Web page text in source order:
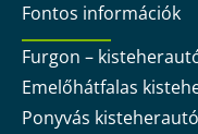
Fontos információk
Furgon –
Emelőhátfalas
Ponyvás